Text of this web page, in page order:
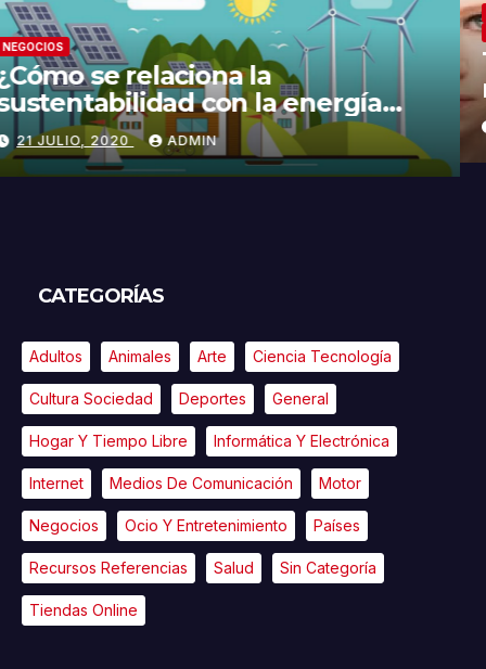
NEGOCIOS
¿Cómo se relaciona la
sustentabilidad con la energía
limpia y sustentable?
21 JULIO, 2020 ADMIN
CATEGORÍAS
Adultos Animales Arte Ciencia Tecnología
Cultura Sociedad Deportes General
Hogar Y Tiempo Libre Informática Y Electrónica
Internet Medios De Comunicación Motor
Negocios Ocio Y Entretenimiento Países
Recursos Referencias Salud Sin Categoría
Tiendas Online